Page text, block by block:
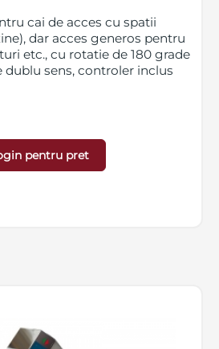
cai de acces cu spatii
dar acces generos pentru
etc., cu rotatie de 180 grade
dublu sens, controler inclus
pentru pret